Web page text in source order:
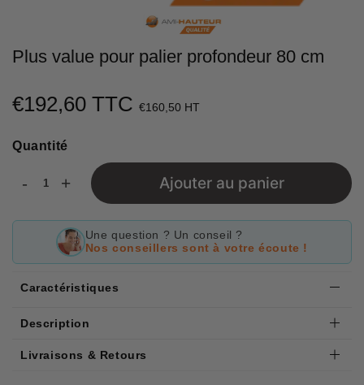
Plus value pour palier profondeur 80 cm
€192,60 TTC €160,50 HT
price
Quantité
- + Ajouter au panier
Une question ? Un conseil ?
Nos conseillers sont à votre écoute !
Caractéristiques
Description
Livraisons & Retours